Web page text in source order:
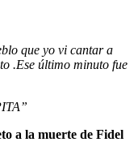
que yo vi cantar a
.Ese último minuto fue
a la muerte de Fidel